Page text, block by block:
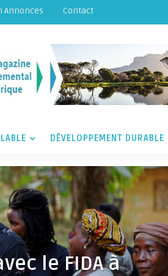
Annonces Contact
DÉVELOPPEMENT DURABLE
le FIDA à